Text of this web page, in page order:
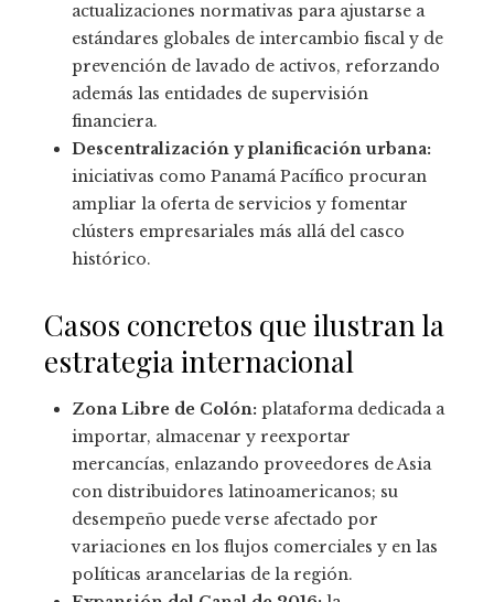
actualizaciones normativas para ajustarse a
estándares globales de intercambio fiscal y de
prevención de lavado de activos, reforzando
además las entidades de supervisión
financiera.
Descentralización y planificación urbana:
iniciativas como Panamá Pacífico procuran
ampliar la oferta de servicios y fomentar
clústers empresariales más allá del casco
histórico.
Casos concretos que ilustran la
estrategia internacional
Zona Libre de Colón: plataforma dedicada a
importar, almacenar y reexportar
mercancías, enlazando proveedores de Asia
con distribuidores latinoamericanos; su
desempeño puede verse afectado por
variaciones en los flujos comerciales y en las
políticas arancelarias de la región.